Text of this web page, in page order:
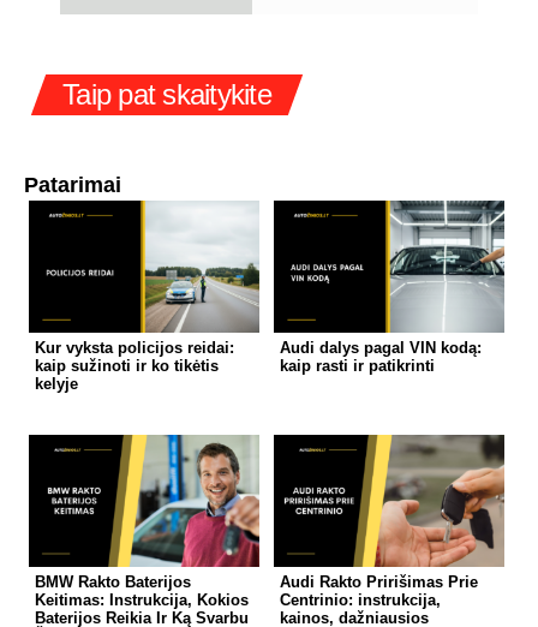
Taip pat skaitykite
Patarimai
Kur vyksta policijos reidai:
kaip sužinoti ir ko tikėtis
kelyje
Audi dalys pagal VIN kodą:
kaip rasti ir patikrinti
BMW Rakto Baterijos
Keitimas: Instrukcija, Kokios
Baterijos Reikia Ir Ką Svarbu
Audi Rakto Pririšimas Prie
Centrinio: instrukcija,
kainos, dažniausios